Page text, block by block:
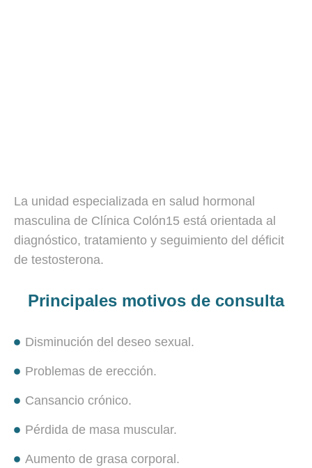
La unidad especializada en salud hormonal
masculina de Clínica Colón15 está orientada al
diagnóstico, tratamiento y seguimiento del déficit
de testosterona.
Principales motivos de consulta
Disminución del deseo sexual.
Problemas de erección.
Cansancio crónico.
Pérdida de masa muscular.
Aumento de grasa corporal.